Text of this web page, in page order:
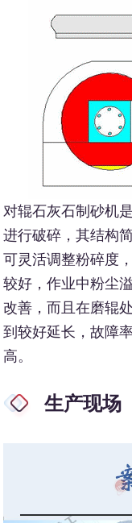
对辊石灰石制砂机
进行破碎，其结构
可灵活调整粉碎度
较好，作业中粉尘
改善，而且在磨辊
到较好延长，故障
高。
生产现场